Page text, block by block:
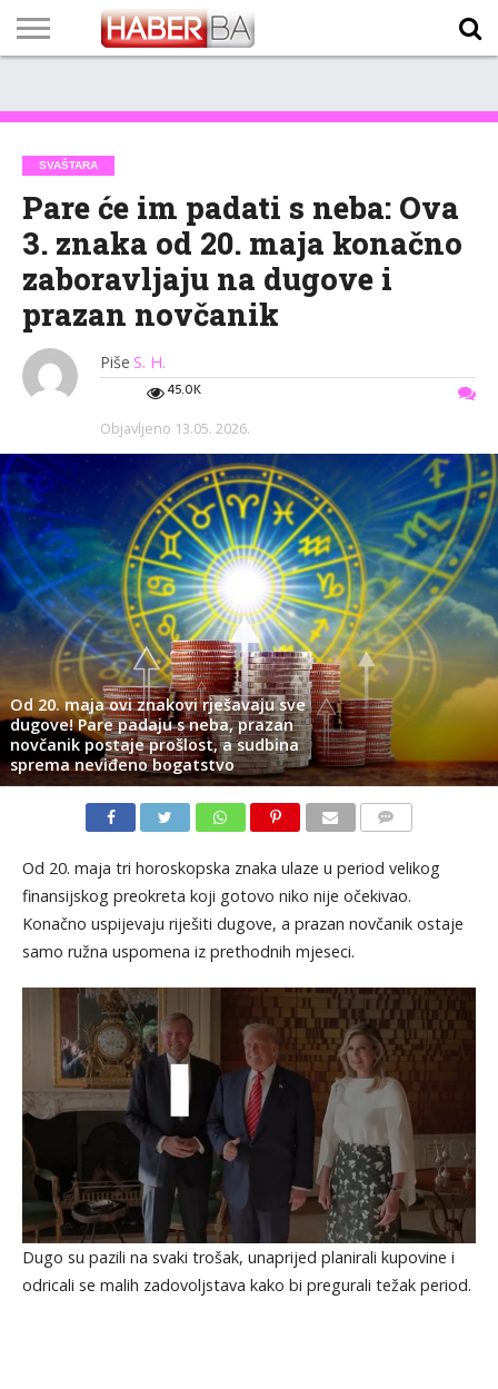
TECH
PROGRAM
PROGNOZA
PUTEVIMA
LISTA
NAMA
SVAŠTARA
Pare će im padati s neba: Ova
3. znaka od 20. maja konačno
zaboravljaju na dugove i
prazan novčanik
Piše S. H.
45.0K
Objavljeno 13.05. 2026.
Od 20. maja ovi znakovi rješavaju sve
dugove! Pare padaju s neba, prazan
novčanik postaje prošlost, a sudbina
sprema neviđeno bogatstvo
Od 20. maja tri horoskopska znaka ulaze u period velikog
finansijskog preokreta koji gotovo niko nije očekivao.
Konačno uspijevaju riješiti dugove, a prazan novčanik ostaje
samo ružna uspomena iz prethodnih mjeseci.
Dugo su pazili na svaki trošak, unaprijed planirali kupovine i
odricali se malih zadovoljstava kako bi pregurali težak period.